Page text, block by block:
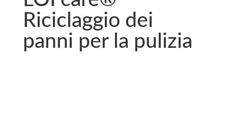
Riciclaggio dei
panni per la pulizia